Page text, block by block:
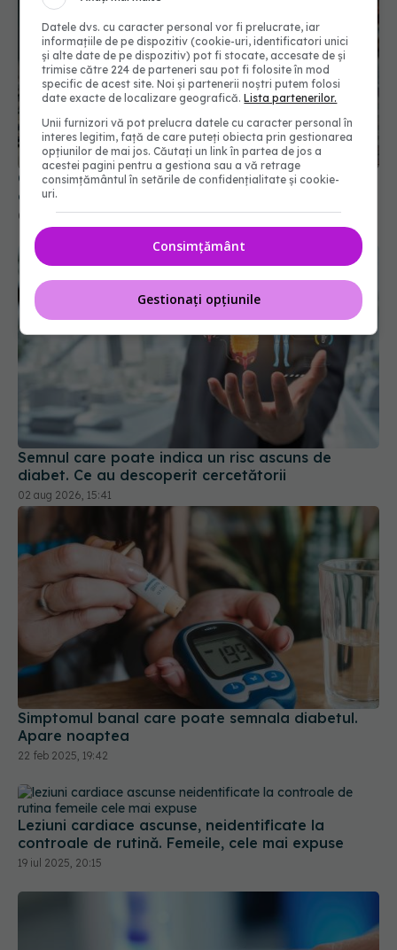
Obiceiul simplu care îți protejează metabolismul:
de ce medicii recomandă mersul după masă
07 mai 2026, 08:33
Semnul care poate indica un risc ascuns de
diabet. Ce au descoperit cercetătorii
02 aug 2026, 15:41
Simptomul banal care poate semnala diabetul.
Apare noaptea
22 feb 2025, 19:42
Leziuni cardiace ascunse, neidentificate la
controale de rutină. Femeile, cele mai expuse
19 iul 2025, 20:15
Datele dvs. cu caracter personal vor fi prelucrate, iar
informațiile de pe dispozitiv (cookie-uri, identificatori unici
și alte date de pe dispozitiv) pot fi stocate, accesate de și
trimise către 224 de parteneri sau pot fi folosite în mod
specific de acest site. Noi și partenerii noștri putem folosi
date exacte de localizare geografică.Lista partenerilor.
Unii furnizori vă pot prelucra datele cu caracter personal în
interes legitim, față de care puteți obiecta prin gestionarea
opțiunilor de mai jos. Căutați un link în partea de jos a
acestei pagini pentru a gestiona sau a vă retrage
consimțământul în setările de confidențialitate și cookie-
uri.
Consimțământ
Gestionați opțiunile